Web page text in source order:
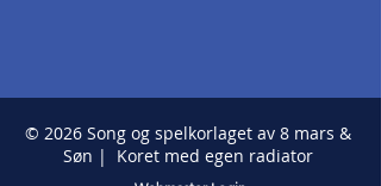
© 2026 Song og spelkorlaget av 8 mars &
Søn | Koret med egen radiator